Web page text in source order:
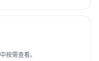
按需查看。